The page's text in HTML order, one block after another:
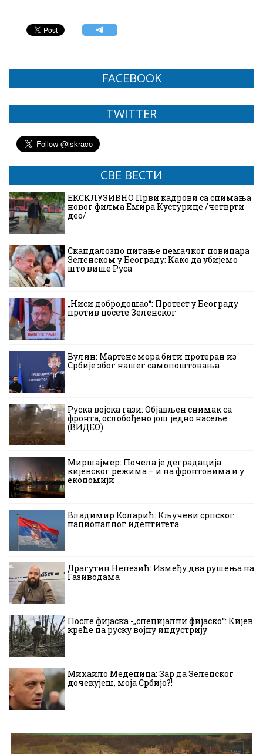
FACEBOOK
TWITTER
СВЕ ВЕСТИ
ЕКСКЛУЗИВНО Први кадрови са снимања
новог филма Емира Кустурице /четврти
део/
Скандалозно питање немачког новинара
Зеленском у Београду: Како да убијемо
што више Руса
„Ниси добродошао“: Протест у Београду
против посете Зеленског
Вулин: Мартенс мора бити протеран из
Србије због нашег самопоштовања
Руска војска гази: Објављен снимак са
фронта, ослобођено још једно насеље
(ВИДЕО)
Миршајмер: Почела је деградација
кијевског режима – и на фронтовима и у
економији
Владимир Коларић: Кључеви српског
националног идентитета
Драгутин Ненезић: Између два рушења на
Газиводама
После фијаска -„специјални фијаско“: Кијев
креће на руску војну индустрију
Михаило Меденица: Зар да Зеленског
дочекујеш, моја Србијо?!